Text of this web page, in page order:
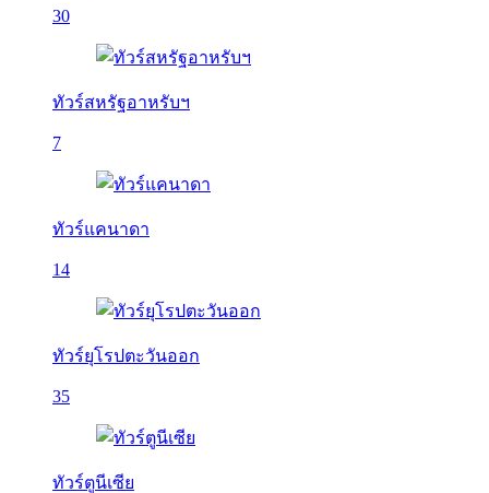
30
ทัวร์สหรัฐอาหรับฯ
7
ทัวร์แคนาดา
14
ทัวร์ยุโรปตะวันออก
35
ทัวร์ตูนีเซีย